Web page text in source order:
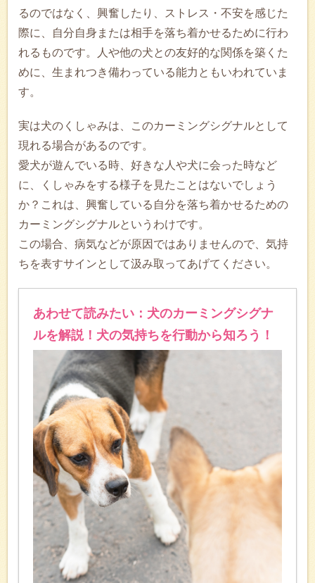
るのではなく、興奮したり、ストレス・不安を感じた
際に、自分自身または相手を落ち着かせるために行わ
れるものです。人や他の犬との友好的な関係を築くた
めに、生まれつき備わっている能力ともいわれていま
す。
実は犬のくしゃみは、このカーミングシグナルとして
現れる場合があるのです。
愛犬が遊んでいる時、好きな人や犬に会った時など
に、くしゃみをする様子を見たことはないでしょう
か？これは、興奮している自分を落ち着かせるための
カーミングシグナルというわけです。
この場合、病気などが原因ではありませんので、気持
ちを表すサインとして汲み取ってあげてください。
あわせて読みたい：犬のカーミングシグナ
ルを解説！犬の気持ちを行動から知ろう！